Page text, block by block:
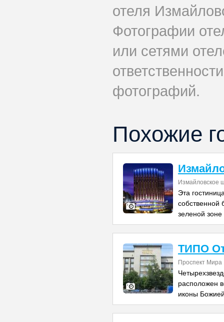
отеля
Фотографии
или сетями
фотографий.
Похожие
Измайловское
Эта
собственной
зеленой
ТИПО
Проспект Мира
расположен
иконы